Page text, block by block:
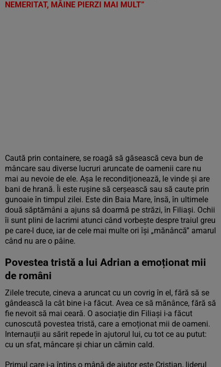
NEMERITAT, MÂINE PIERZI MAI MULT”
Caută prin containere, se roagă să găsească ceva bun de
mâncare sau diverse lucruri aruncate de oamenii care nu
mai au nevoie de ele. Așa le recondiționează, le vinde și are
bani de hrană. Îi este rușine să cerșească sau să caute prin
gunoaie în timpul zilei. Este din Baia Mare, însă, în ultimele
două săptămâni a ajuns să doarmă pe străzi, în Filiași. Ochii
îi sunt plini de lacrimi atunci când vorbește despre traiul greu
pe care-l duce, iar de cele mai multe ori își „mănâncă” amarul
când nu are o pâine.
Povestea tristă a lui Adrian a emoționat mii
de români
Zilele trecute, cineva a aruncat cu un covrig în el, fără să se
gândească la cât bine i-a făcut. Avea ce să mănânce, fără să
fie nevoit să mai ceară. O asociație din Filiași i-a făcut
cunoscută povestea tristă, care a emoționat mii de oameni.
Internauții au sărit repede în ajutorul lui, cu tot ce au putut:
cu un sfat, mâncare și chiar un cămin cald.
Primul care i-a întins o mână de ajutor este Cristian, liderul